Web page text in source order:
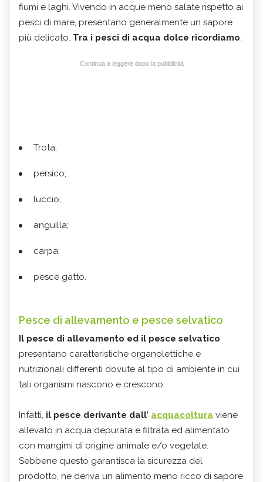
fiumi e laghi. Vivendo in acque meno salate rispetto ai
pesci di mare, presentano generalmente un sapore
più delicato. Tra i pesci di acqua dolce ricordiamo:
Continua a leggere dopo la pubblicità
Trota;
persico;
luccio;
anguilla;
carpa;
pesce gatto.
Pesce di allevamento e pesce selvatico
Il pesce di allevamento ed il pesce selvatico
presentano caratteristiche organolettiche e
nutrizionali differenti dovute al tipo di ambiente in cui
tali organismi nascono e crescono.
Infatti, il pesce derivante dall’ acquacoltura viene
allevato in acqua depurata e filtrata ed alimentato
con mangimi di origine animale e/o vegetale.
Sebbene questo garantisca la sicurezza del
prodotto, ne deriva un alimento meno ricco di sapore